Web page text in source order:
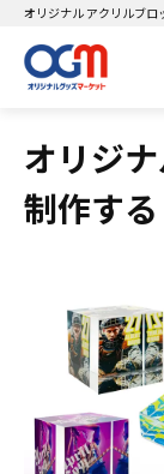
オリジナル アクリルブロ
オリジ
制作する